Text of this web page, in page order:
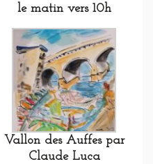
le matin vers 10h
Vallon des Auffes par
Claude Luca